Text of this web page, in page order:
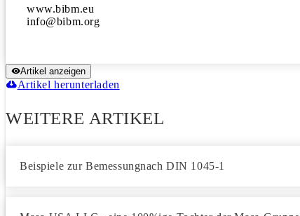
www.bibm.eu
Artikel anzeigen
Artikel herunterladen
WEITERE ARTIKEL
Beispiele zur Bemessungnach DIN 1045-1